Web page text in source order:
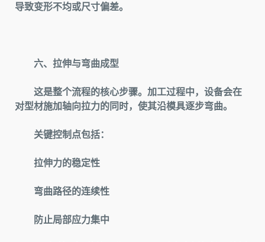
导致变形不均或尺寸偏差。
六、拉伸与弯曲成型
这是整个流程的核心步骤。加工过程中，设备会在
对型材施加轴向拉力的同时，使其沿模具逐步弯曲。
关键控制点包括：
拉伸力的稳定性
弯曲路径的连续性
防止局部应力集中